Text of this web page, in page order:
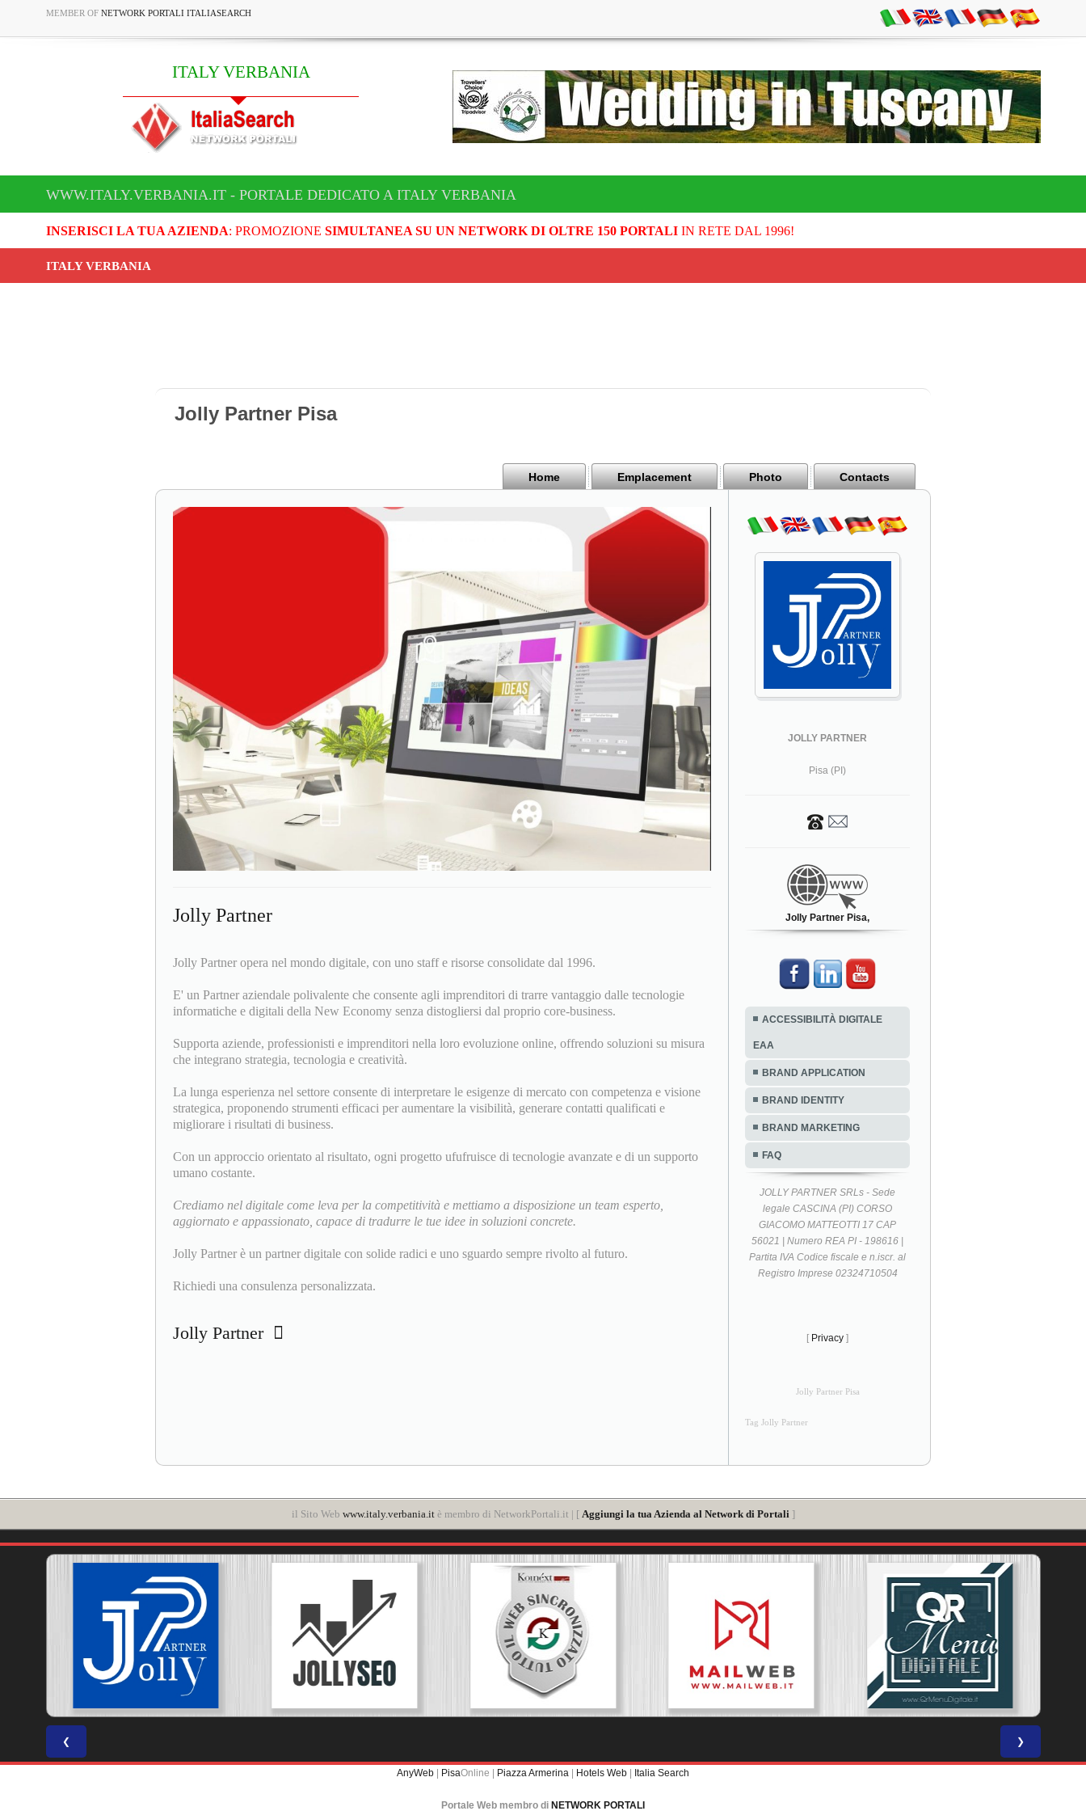
MEMBER OF NETWORK PORTALI ITALIASEARCH
ITALY VERBANIA
WWW.ITALY.VERBANIA.IT - PORTALE DEDICATO A ITALY VERBANIA
INSERISCI LA TUA AZIENDA: PROMOZIONE SIMULTANEA SU UN NETWORK DI OLTRE 150 PORTALIIN RETE DAL 1996!
ITALY VERBANIA
Jolly Partner Pisa
Home Emplacement Photo Contacts
Jolly Partner
Jolly Partner opera nel mondo digitale, con uno staff e risorse consolidate dal 1996.
E' un Partner aziendale polivalente che consente agli imprenditori di trarre vantaggio dalle tecnologie
informatiche e digitali della New Economy senza distogliersi dal proprio core-business.
Supporta aziende, professionisti e imprenditori nella loro evoluzione online, offrendo soluzioni su misura
che integrano strategia, tecnologia e creatività.
La lunga esperienza nel settore consente di interpretare le esigenze di mercato con competenza e visione
strategica, proponendo strumenti efficaci per aumentare la visibilità, generare contatti qualificati e
migliorare i risultati di business.
Con un approccio orientato al risultato, ogni progetto ufufruisce di tecnologie avanzate e di un supporto
umano costante.
Crediamo nel digitale come leva per la competitività e mettiamo a disposizione un team esperto,
aggiornato e appassionato, capace di tradurre le tue idee in soluzioni concrete.
Jolly Partner è un partner digitale con solide radici e uno sguardo sempre rivolto al futuro.
Richiedi una consulenza personalizzata.
Jolly Partner
JOLLY PARTNER
Pisa (PI)
Jolly Partner Pisa,
ACCESSIBILITÀ DIGITALE
EAA
BRAND APPLICATION
BRAND IDENTITY
BRAND MARKETING
FAQ
JOLLY PARTNER SRLs - Sede
legale CASCINA (PI) CORSO
GIACOMO MATTEOTTI 17 CAP
56021 | Numero REA PI - 198616 |
Partita IVA Codice fiscale e n.iscr. al
Registro Imprese 02324710504
[ Privacy ]
Jolly Partner Pisa
Tag Jolly Partner
il Sito Web www.italy.verbania.itè membro di NetworkPortali.it | [ Aggiungi la tua Azienda al Network di Portali ]
❮ ❯
AnyWeb | PisaOnline | Piazza Armerina | Hotels Web | Italia Search
Portale Web membro di NETWORK PORTALI